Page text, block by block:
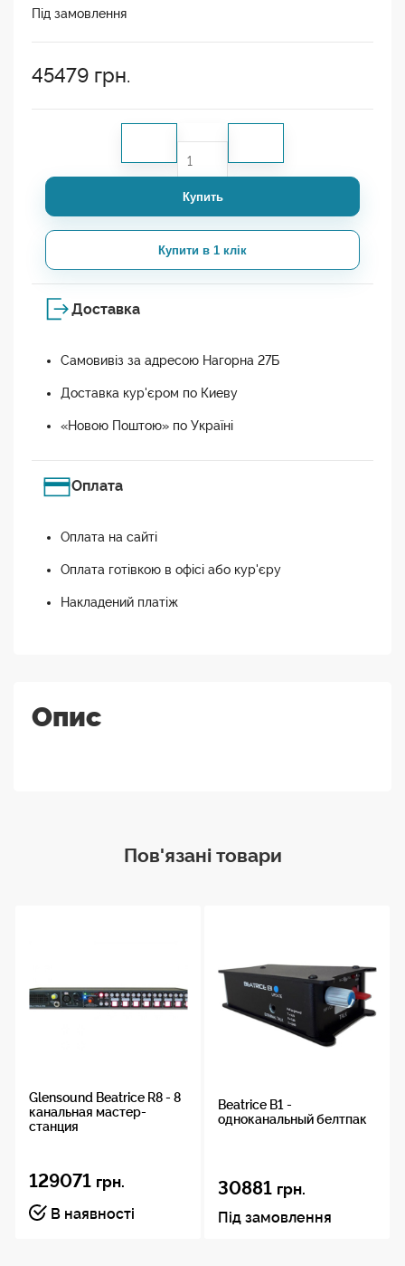
Під замовлення
45479 грн.
Купить
Купити в 1 клік
Доставка
Самовивіз за адресою Нагорна 27Б
Доставка кур'єром по Киеву
«Новою Поштою» по Україні
Оплата
Оплата на сайті
Оплата готівкою в офісі або кур'єру
Накладений платіж
Опис
Пов'язані товари
Glensound Beatrice R8 - 8
канальная мастер-
станция
129071 грн.
В наявності
Beatrice B1 -
одноканальный белтпак
30881 грн.
Під замовлення